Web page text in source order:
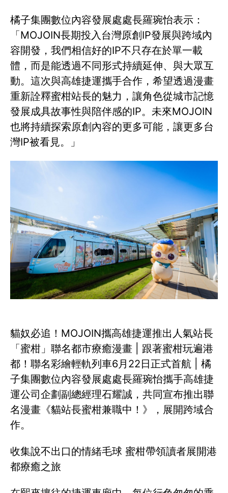
橘子集團數位內容發展處處長羅琬怡表示：
「MOJOIN長期投入台灣原創IP發展與跨域內
容開發，我們相信好的IP不只存在於單一載
體，而是能透過不同形式持續延伸、與大眾互
動。這次與高雄捷運攜手合作，希望透過漫畫
重新詮釋蜜柑站長的魅力，讓角色從城市記憶
發展成具故事性與陪伴感的IP。未來MOJOIN
也將持續探索原創內容的更多可能，讓更多台
灣IP被看見。」
貓奴必追！MOJOIN攜高雄捷運推出人氣站長
「蜜柑」聯名都市療癒漫畫 | 跟著蜜柑玩遍港
都！聯名彩繪輕軌列車6月22日正式首航 | 橘
子集團數位內容發展處處長羅琬怡攜手高雄捷
運公司企劃副總經理石耀誠，共同宣布推出聯
名漫畫《貓站長蜜柑兼職中！》，展開跨域合
作。
收集說不出口的情緒毛球 蜜柑帶領讀者展開港
都療癒之旅